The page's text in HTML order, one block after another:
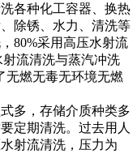
各种化工容器、换热
除锈、水力、清洗等
80%采用高压水射流
射流清洗与蒸汽冲洗
无燃无毒无环境无燃
多，存储介质种类多
定期清洗。过去用人
射流清洗，压力为